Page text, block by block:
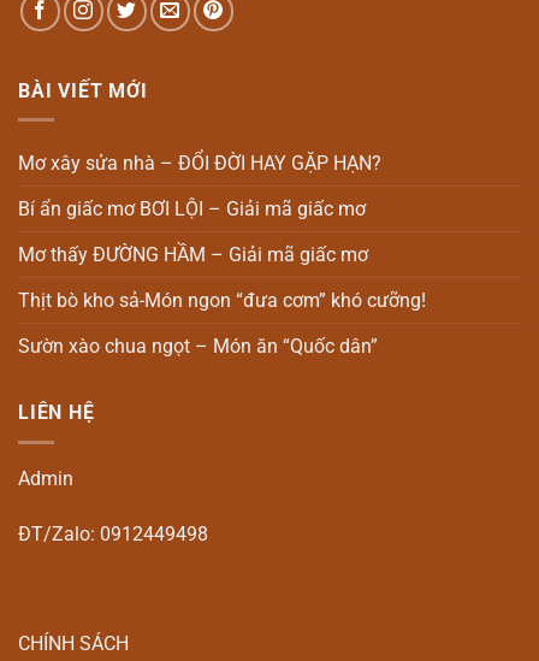
BÀI VIẾT MỚI
Mơ xây sửa nhà – ĐỔI ĐỜI HAY GẶP HẠN?
Bí ẩn giấc mơ BƠI LỘI – Giải mã giấc mơ
Mơ thấy ĐƯỜNG HẦM – Giải mã giấc mơ
Thịt bò kho sả-Món ngon “đưa cơm” khó cưỡng!
Sườn xào chua ngọt – Món ăn “Quốc dân”
LIÊN HỆ
Admin
ĐT/Zalo: 0912449498
CHÍNH SÁCH